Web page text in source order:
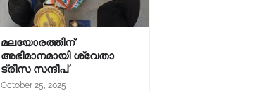
മലയോരത്തിന്
അഭിമാനമായി ശ്വേതാ
ട്രീസ സന്ദീപ്
October 25, 2025